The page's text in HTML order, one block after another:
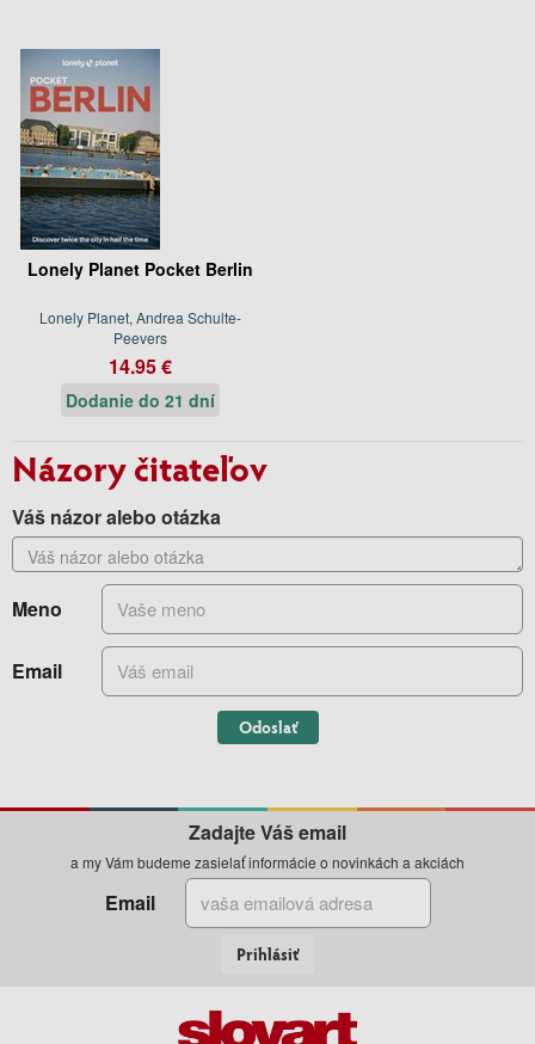
Lonely Planet Pocket Berlin
Lonely Planet, Andrea Schulte-
Peevers
14.95 €
Dodanie do 21 dní
Názory čitateľov
Váš názor alebo otázka
Meno
Email
Odoslať
Zadajte Váš email
a my Vám budeme zasielať informácie o novinkách a akciách
Email
Prihlásiť